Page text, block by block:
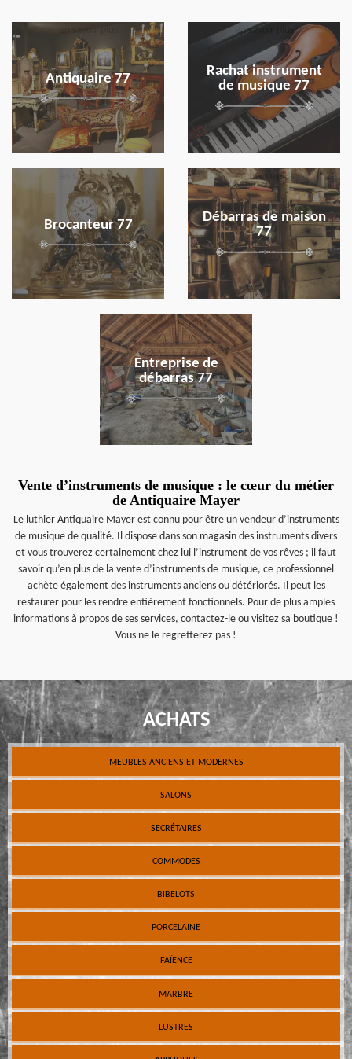
Antiquaire 77
en savoir plus
Rachat instrument
de musique 77
en savoir plus
Brocanteur 77
en savoir plus
Débarras de maison
77
en savoir plus
Entreprise de
débarras 77
en savoir plus
Vente d’instruments de musique : le cœur du métier
de Antiquaire Mayer
Le luthier Antiquaire Mayer est connu pour être un vendeur d’instruments
de musique de qualité. Il dispose dans son magasin des instruments divers
et vous trouverez certainement chez lui l’instrument de vos rêves ; il faut
savoir qu’en plus de la vente d’instruments de musique, ce professionnel
achète également des instruments anciens ou détériorés. Il peut les
restaurer pour les rendre entièrement fonctionnels. Pour de plus amples
informations à propos de ses services, contactez-le ou visitez sa boutique !
Vous ne le regretterez pas !
ACHATS
MEUBLES ANCIENS ET MODERNES
SALONS
SECRÉTAIRES
COMMODES
BIBELOTS
PORCELAINE
FAÏENCE
MARBRE
LUSTRES